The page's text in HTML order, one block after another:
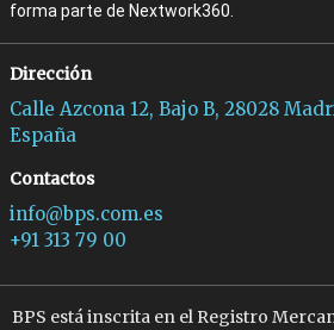
forma parte de Nextwork360.
Dirección
Calle Azcona 12, Bajo B, 28028
España
Contactos
info@bps.com.es
+91 313 79 00
BPS está inscrita en el Registro